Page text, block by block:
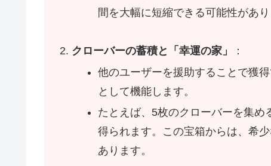
間を大幅に短縮できる可能性があり
クローバーの蓄積と「幸運の家」
：
他のユーザーを援助することで獲
として機能します。
たとえば、5枚のクローバーを集
得られます。この宝箱からは、希
あります。